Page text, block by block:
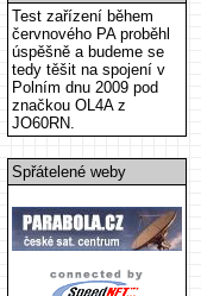
Test zařízení během
červnového PA proběhl
úspěšně a budeme se
tedy těšit na spojení v
Polním dnu 2009 pod
značkou OL4A z
JO60RN.
Spřátelené weby